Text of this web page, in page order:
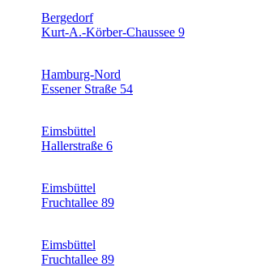
Bergedorf
Kurt-A.-Körber-Chaussee 9
Hamburg-Nord
Essener Straße 54
Eimsbüttel
Hallerstraße 6
Eimsbüttel
Fruchtallee 89
Eimsbüttel
Fruchtallee 89